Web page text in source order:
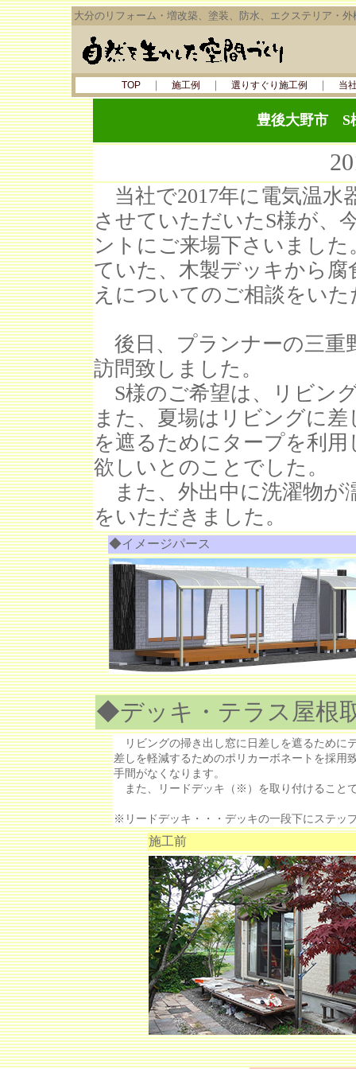
大分のリフォーム・増改築、塗装、防水、エクステリア・
TOP｜ 施工例 ｜ 選りすぐり施工例 ｜ 当
豊後大野市
当社で2017年に電気温水
させていただいたS様が、
ントにご来場下さいまし
ていた、木製デッキから
えについてのご相談をい
後日、プランナーの三重
訪問致しました。
S様のご希望は、リビン
また、夏場はリビングに
を遮るためにタープを利
欲しいとのことでした。
また、外出中に洗濯物が
をいただきました。
◆イメージパース
◆デッキ・テラス屋根
リビングの掃き出し窓に日差しを遮るために
差しを軽減するためのポリカーボネートを採用
手間がなくなります。
また、リードデッキ（※）を取り付けること
※リードデッキ・・・デッキの一段下にステッ
施工前